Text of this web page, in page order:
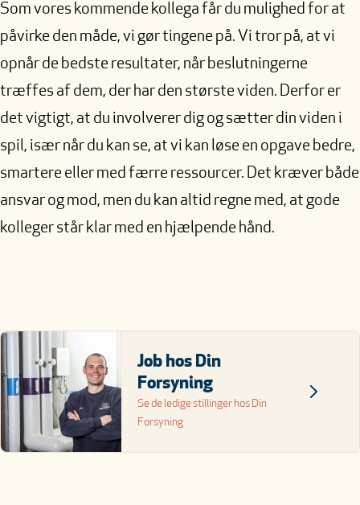
Som vores kommende kollega får du mulighed for at
påvirke den måde, vi gør tingene på. Vi tror på, at vi
opnår de bedste resultater, når beslutningerne
træffes af dem, der har den største viden. Derfor er
det vigtigt, at du involverer dig og sætter din viden i
spil, især når du kan se, at vi kan løse en opgave bedre,
smartere eller med færre ressourcer. Det kræver både
ansvar og mod, men du kan altid regne med, at gode
kolleger står klar med en hjælpende hånd.
Job hos Din
Forsyning
Se de ledige stillinger hos Din
Forsyning